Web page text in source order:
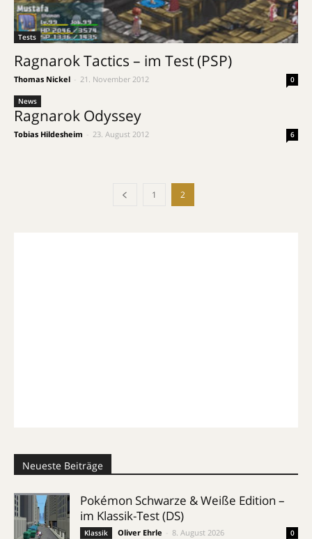
Tests
Ragnarok Tactics – im Test (PSP)
Thomas Nickel 21. November 2012 0
News
Ragnarok Odyssey
Tobias Hildesheim 23. August 2012 6
1 2
Neueste Beiträge
Pokémon Schwarze & Weiße Edition –
im Klassik-Test (DS)
Klassik Oliver Ehrle 8. August 2026 0